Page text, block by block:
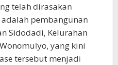
telah dirasakan
pembangunan
Sidodadi, Kelurahan
yang kini
tersebut menjadi